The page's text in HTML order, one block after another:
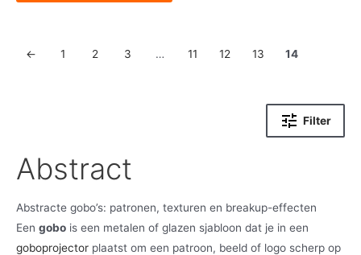
Filter
Abstract
Abstracte gobo’s: patronen, texturen en breakup-effecten
Een gobo is een metalen of glazen sjabloon dat je in een
goboprojector plaatst om een patroon, beeld of logo scherp op
← 1 2 3 … 11 12 13 14